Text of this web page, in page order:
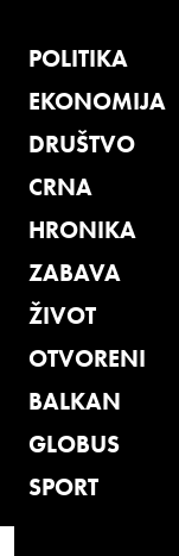
POLITIKA
EKONOMIJA
DRUŠTVO
CRNA
HRONIKA
ZABAVA
ŽIVOT
OTVORENI
BALKAN
GLOBUS
SPORT